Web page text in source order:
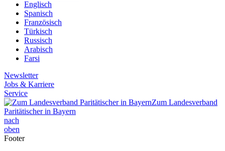
Englisch
Spanisch
Französisch
Türkisch
Russisch
Arabisch
Farsi
Newsletter
Jobs & Karriere
Service
Zum Landesverband
Paritätischer in Bayern
nach
oben
Footer